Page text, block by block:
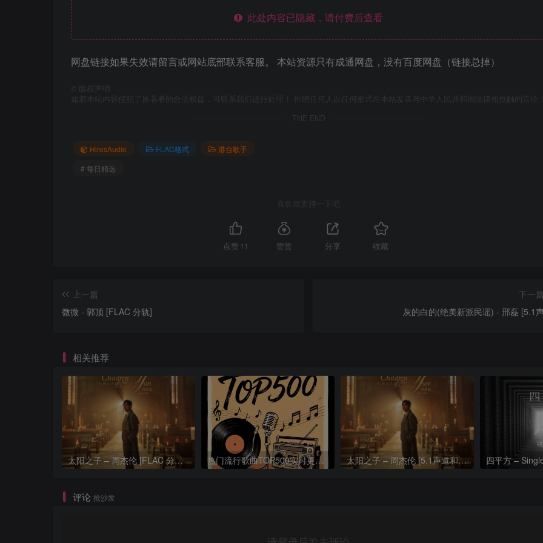
此处内容已隐藏，请付费后查看
网盘链接如果失效请留言或网站底部联系客服。 本站资源只有成通网盘，没有百度网盘（链接总掉）
版权声明
如若本站内容侵犯了原著者的合法权益，可联系我们进行处理！ 拒绝任何人以任何形式在本站发表与中华人民共和国法律相抵触的言论
THE END
HiresAudio FLAC格式
港台歌手
# 每日精选
喜欢就支持一下吧
点赞 11 赞赏 分享 收藏
上一篇
微微 - 郭顶 [FLAC 分轨]
下一
灰的白的(绝美新派民谣) - 邢磊 [5.1
相关推荐
太阳之子 – 周杰伦 [FLAC 分轨 192Khz 24bit] 热门流行歌曲TOP500实时更新192khz/24bit【母带音质】 太阳之子 – 周杰伦 [5.1声道和192k母带] 四平方 –
评论 抢沙发